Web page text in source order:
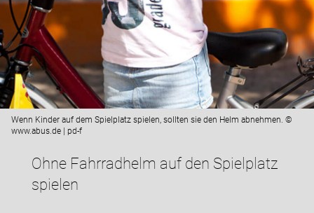
Wenn Kinder auf dem Spielplatz spielen, sollten sie den Helm abnehmen. ©
www.abus.de | pd-f
Ohne Fahrradhelm auf den Spielplatz
spielen